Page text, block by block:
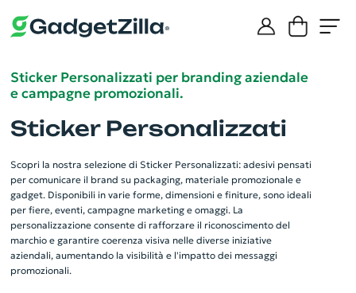
Sticker Personalizzati per branding aziendale
e campagne promozionali.
Sticker Personalizzati
Scopri la nostra selezione di Sticker Personalizzati: adesivi pensati
per comunicare il brand su packaging, materiale promozionale e
gadget. Disponibili in varie forme, dimensioni e finiture, sono ideali
per fiere, eventi, campagne marketing e omaggi. La
personalizzazione consente di rafforzare il riconoscimento del
marchio e garantire coerenza visiva nelle diverse iniziative
aziendali, aumentando la visibilità e l'impatto dei messaggi
promozionali.